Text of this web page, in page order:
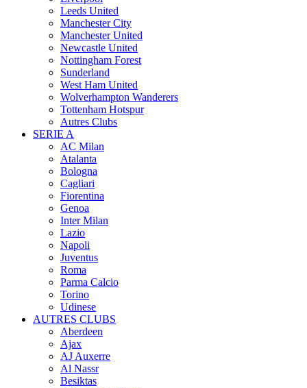
Leeds United
Manchester City
Manchester United
Newcastle United
Nottingham Forest
Sunderland
West Ham United
Wolverhampton Wanderers
Tottenham Hotspur
Autres Clubs
SERIE A
AC Milan
Atalanta
Bologna
Cagliari
Fiorentina
Genoa
Inter Milan
Lazio
Napoli
Juventus
Roma
Parma Calcio
Torino
Udinese
AUTRES CLUBS
Aberdeen
Ajax
AJ Auxerre
Al Nassr
Besiktas